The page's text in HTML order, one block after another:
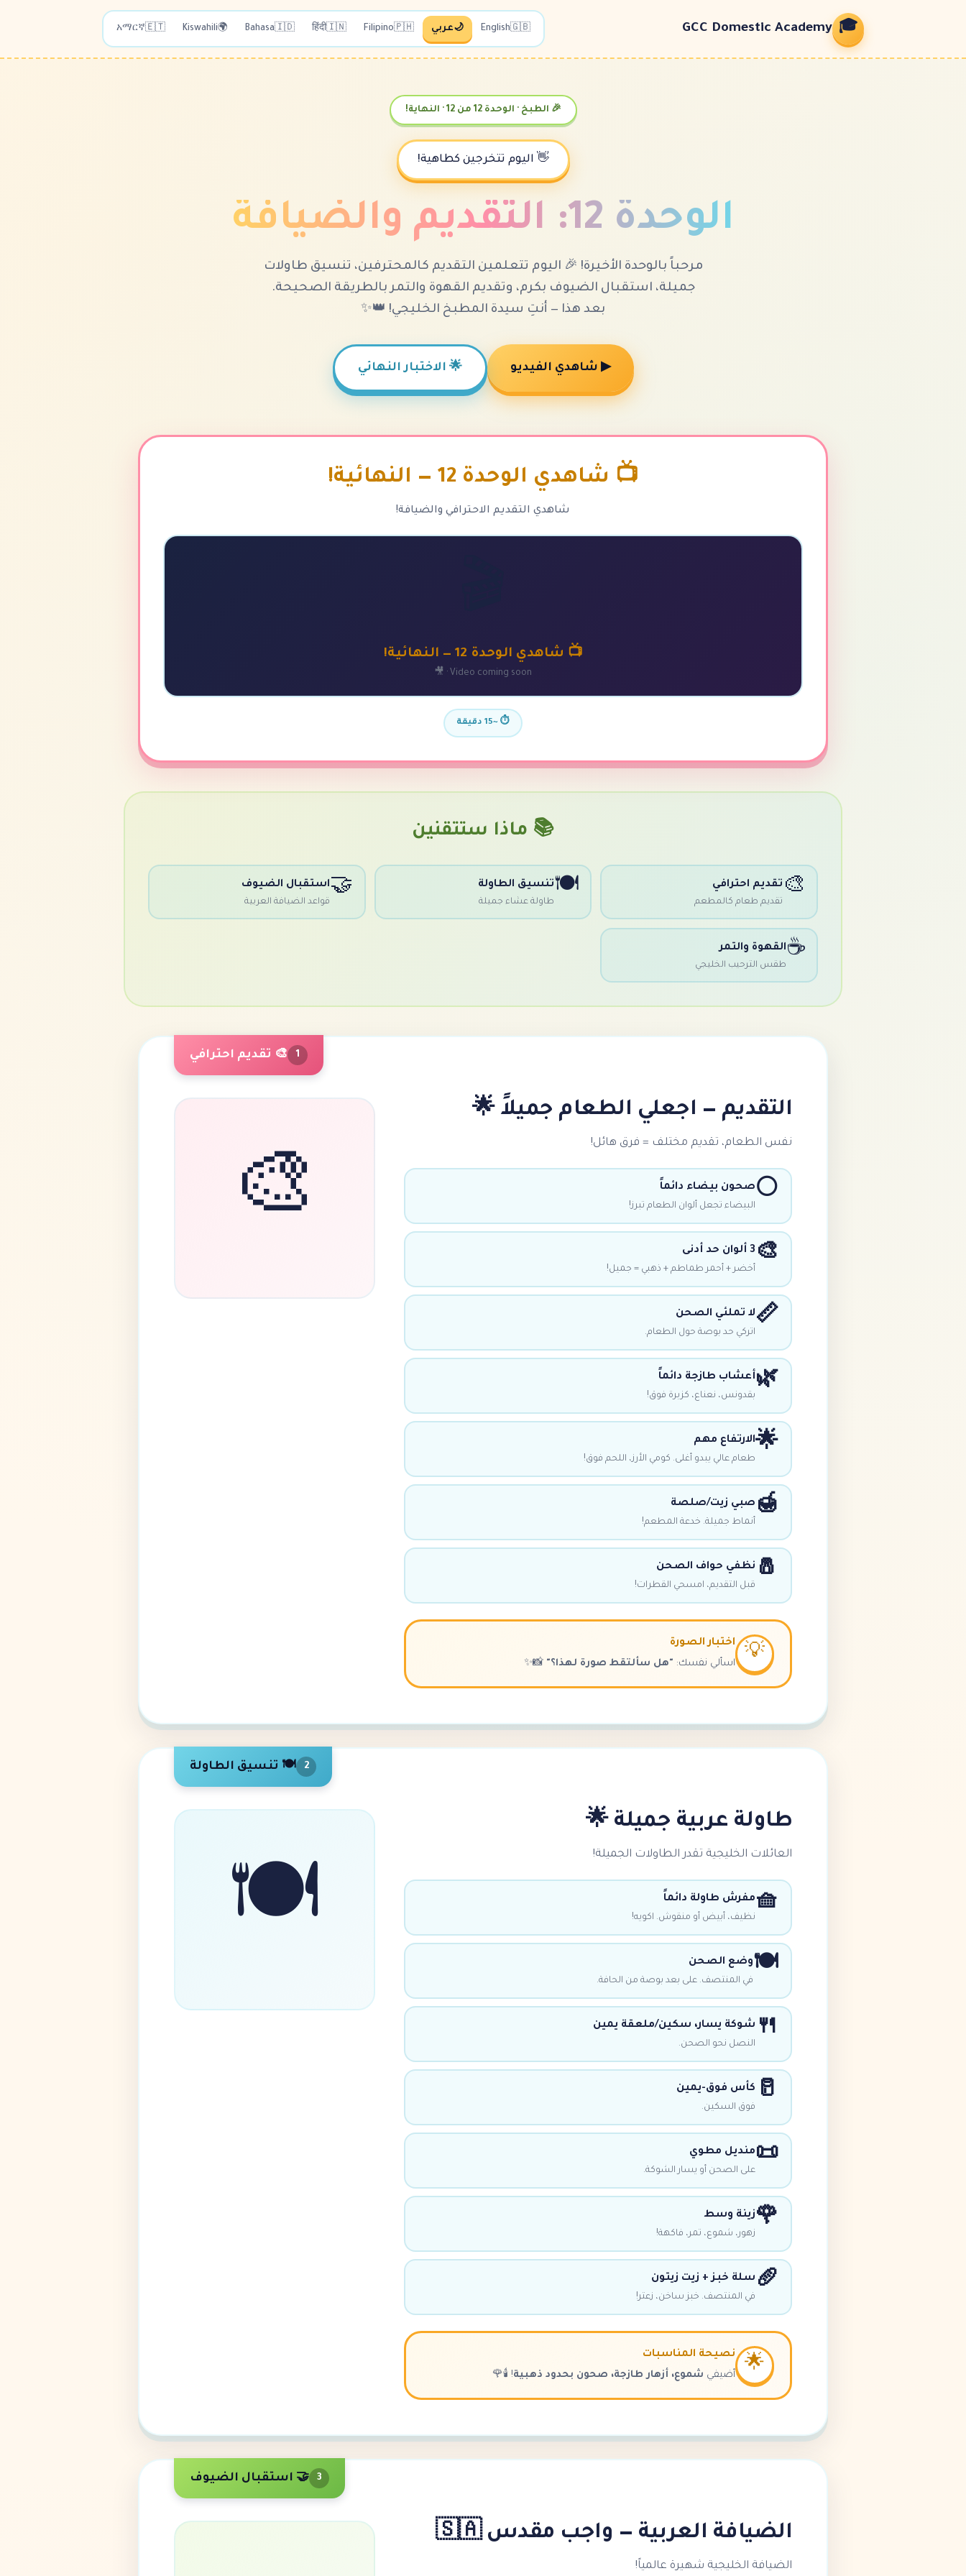
🎓
GCC Domestic Academy
🇬🇧
English
🌙عربي 🇵🇭
Filipino
🇮🇳
हिंदी
🇮🇩
Bahasa
🌍
Kiswahili
🇪🇹
አማርኛ
🎉 الطبخ · الوحدة 12 من 12 · النهاية!
👋 اليوم تتخرجين كطاهية!
الوحدة 12: التقديم والضيافة
مرحباً بالوحدة الأخيرة! 🎉 اليوم تتعلمين التقديم كالمحترفين، تنسيق طاولات
جميلة، استقبال الضيوف بكرم، وتقديم القهوة والتمر بالطريقة الصحيحة.
بعد هذا — أنتِ سيدة المطبخ الخليجي! 👑✨
▶ شاهدي الفيديو 🌟 الاختبار النهائي
📺 شاهدي الوحدة 12 — النهائية!
شاهدي التقديم الاحترافي والضيافة!
📺 شاهدي الوحدة 12 — النهائية!
Video coming soon · 🎥
⏱️ ~15 دقيقة
📚 ماذا ستتقنين
🎨 تقديم احترافي
تقديم طعام كالمطعم
🍽️تنسيق الطاولة
طاولة عشاء جميلة
🤝استقبال الضيوف
قواعد الضيافة العربية
☕القهوة والتمر
طقس الترحيب الخليجي
1 🎨 تقديم احترافي
التقديم — اجعلي الطعام جميلاً 🌟
نفس الطعام، تقديم مختلف = فرق هائل!
⚪صحون بيضاء دائماً
البيضاء تجعل ألوان الطعام تبرز!
🎨 3 ألوان حد أدنى
أخضر + أحمر طماطم + ذهبي = جميل!
📏لا تملئي الصحن
اتركي حد بوصة حول الطعام.
🌿أعشاب طازجة دائماً
بقدونس، نعناع، كزبرة فوق!
🌟الارتفاع مهم
طعام عالي يبدو أغلى. كومي الأرز، اللحم فوق!
🍯 صبي زيت/صلصة
أنماط جميلة. خدعة المطعم!
🧂 نظفي حواف الصحن
قبل التقديم، امسحي القطرات!
💡
اختبار الصورة
اسألي نفسك: "هل سألتقط صورة لهذا؟" 📸✨
🎨
2 🍽️ تنسيق الطاولة
طاولة عربية جميلة 🌟
العائلات الخليجية تقدر الطاولات الجميلة!
🧺مفرش طاولة دائماً
نظيف، أبيض أو منقوش. اكويه!
🍽️وضع الصحن
في المنتصف. على بعد بوصة من الحافة.
🍴 شوكة يسار، سكين/ملعقة يمين
النصل نحو الصحن.
🥛 كأس فوق-يمين
فوق السكين.
📜منديل مطوي
على الصحن أو يسار الشوكة.
🌹زينة وسط
زهور، شموع، تمر، فاكهة!
🥖 سلة خبز + زيت زيتون
في المنتصف. خبز ساخن، زعتر!
🌟
نصيحة المناسبات
أضيفي شموع، أزهار طازجة، صحون بحدود ذهبية! 🕯️🌹
🍽️
3 🤝 استقبال الضيوف
الضيافة العربية — واجب مقدس 🇸🇦
الضيافة الخليجية شهيرة عالمياً!